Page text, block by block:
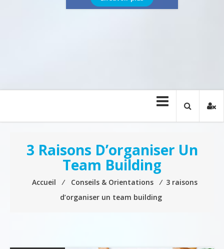
3 Raisons D’organiser Un
Team Building
Accueil ⁄ Conseils & Orientations ⁄ 3 raisons
d’organiser un team building